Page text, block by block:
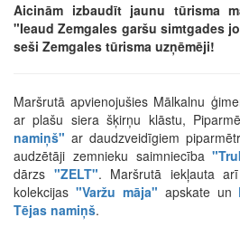
Aicinām izbaudīt jaunu tūrisma
"Ieaud Zemgales garšu simtgades
seši Zemgales tūrisma uzņēmēji!
Maršrutā apvienojušies Mālkalnu
ar plašu siera šķirņu klāstu,
namiņš" ar daudzveidīgiem
audzētāji zemnieku saimniecība
dārzs "ZELT". Maršrutā iekļauta
kolekcijas "Varžu māja" apskate un
Tējas namiņš.